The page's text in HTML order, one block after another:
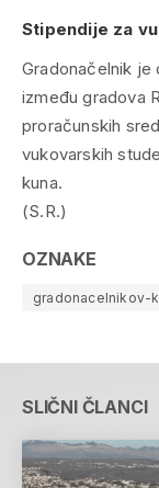
Stipendije za
Gradonačelnik je
između gradova
proračunskih
vukovarskih
kuna.
(S.R.)
OZNAKE
gradonacelnikov-
SLIČNI ČLANCI